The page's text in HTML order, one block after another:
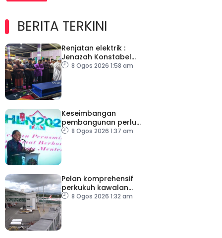
BERITA TERKINI
Renjatan elektrik :
Jenazah Konstabel
Muhammad Raimi
8 Ogos 2026 1:58 am
Keseimbangan
pembangunan perlu
ambil kira lokasi tumpuan
8 Ogos 2026 1:37 am
Pelan komprehensif
perkukuh kawalan
keselamatan di semua
8 Ogos 2026 1:32 am